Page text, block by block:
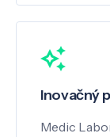
Inovačný
Medic